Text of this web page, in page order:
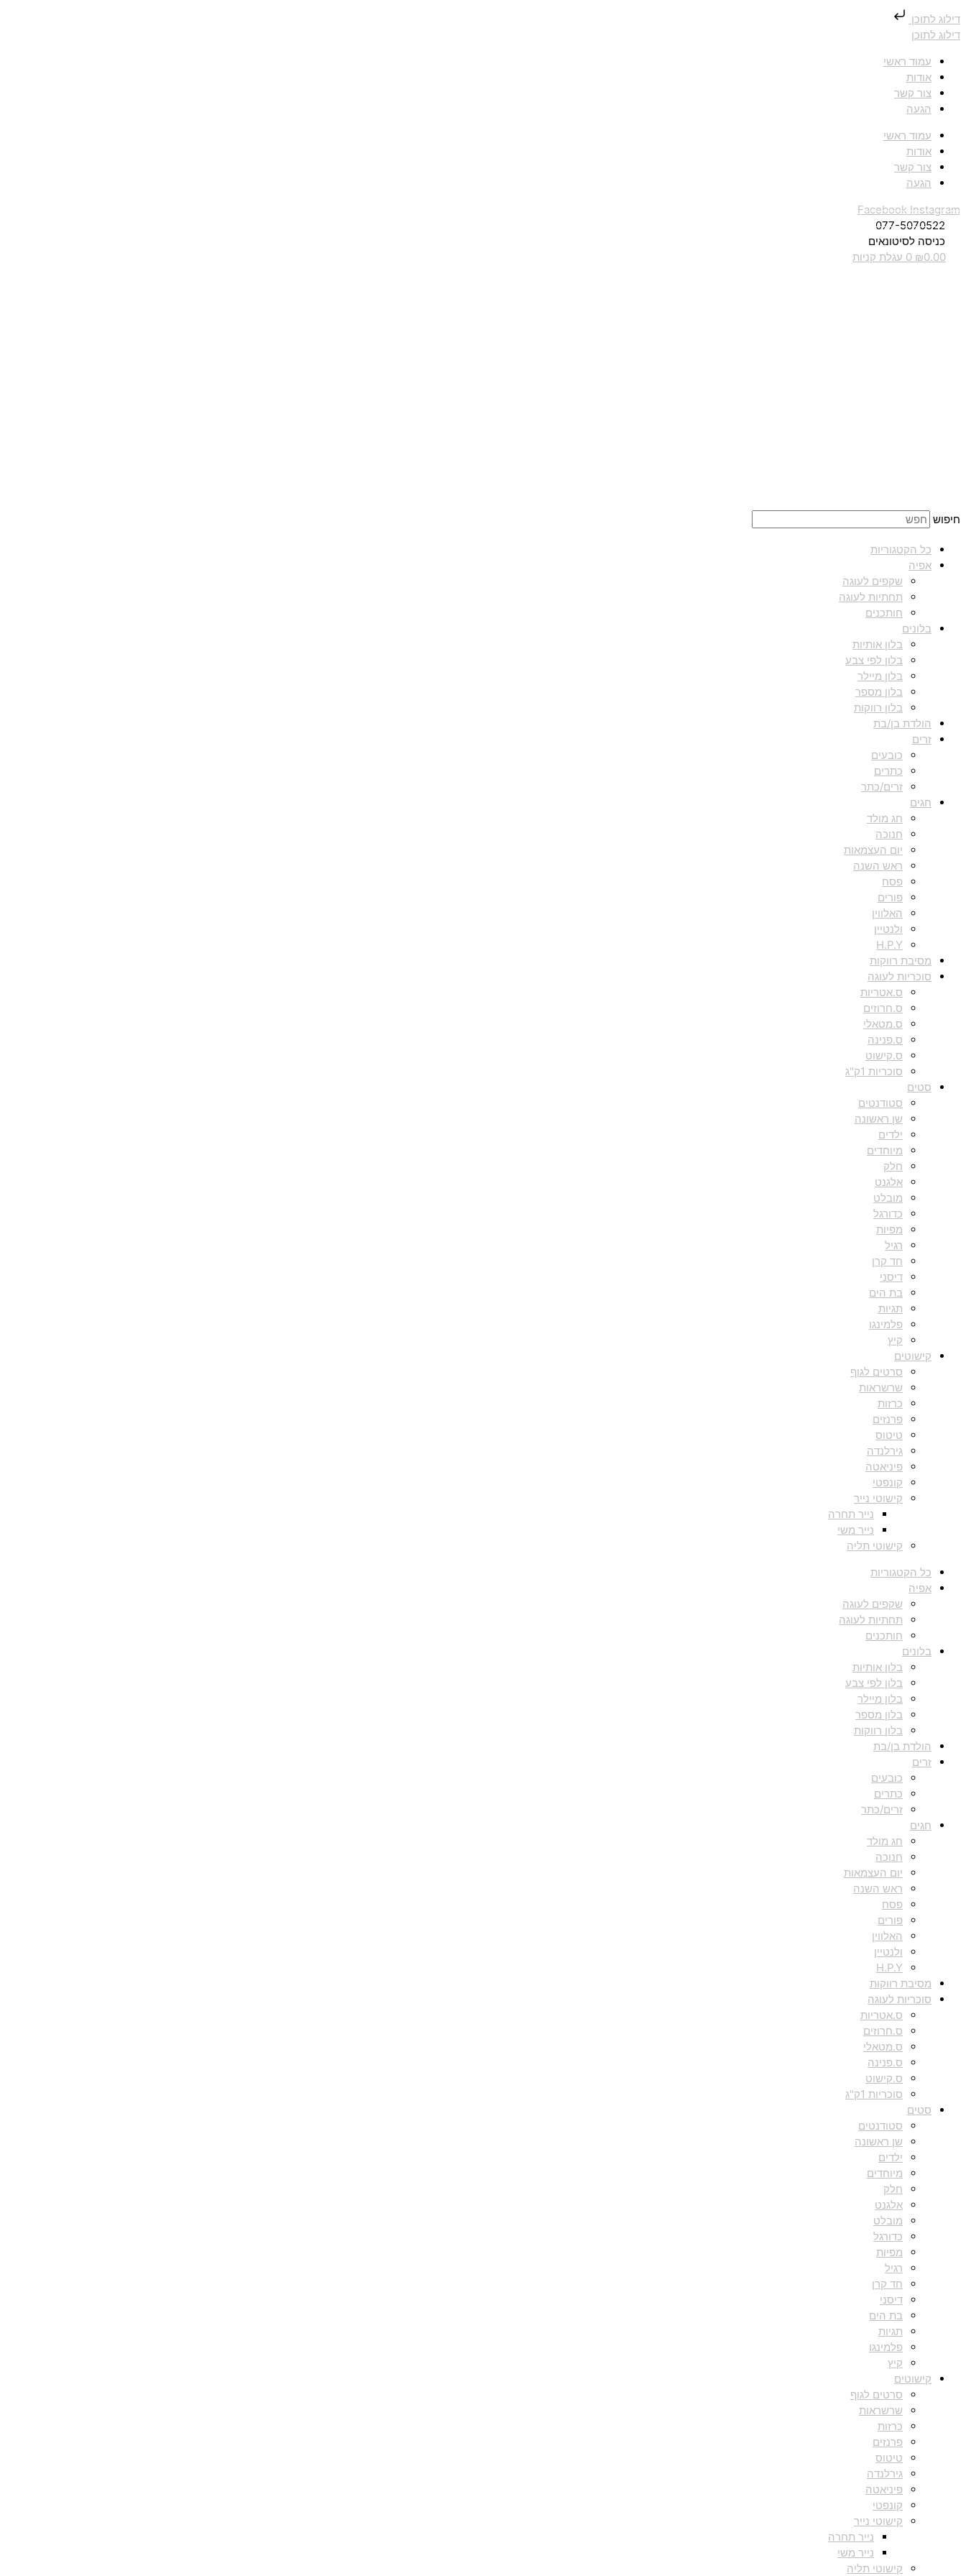
דילוג לתוכן
דילוג לתוכן
עמוד ראשי
אודות
צור קשר
הגעה
עמוד ראשי
אודות
צור קשר
הגעה
Facebook Instagram
077-5070522
כניסה לסיטונאים
₪0.00
0 עגלת קניות
חיפוש
כל הקטגוריות
אפיה
שקפים לעוגה
תחתיות לעוגה
חותכנים
בלונים
בלון אותיות
בלון לפי צבע
בלון מיילר
בלון מספר
בלון רווקות
הולדת בן/בת
זרים
כובעים
כתרים
זרים/כתר
חגים
חג מולד
חנוכה
יום העצמאות
ראש השנה
פסח
פורים
האלווין
ולנטיין
H.P.Y
מסיבת רווקות
סוכריות לעוגה
ס.אטריות
ס.חרוזים
ס.מטאלי
ס.פנינה
ס.קישוט
סוכריות 1ק"ג
סטים
סטודנטים
שן ראשונה
ילדים
מיוחדים
חלק
אלגנט
מובלט
כדורגל
מפיות
רגיל
חד קרן
דיסני
בת הים
תגיות
פלמינגו
קיץ
קישוטים
סרטים לגוף
שרשראות
כרזות
פרנזים
טיטוס
גירלנדה
פיניאטה
קונפטי
קישוטי נייר
נייר תחרה
נייר משי
קישוטי תליה
כל הקטגוריות
אפיה
שקפים לעוגה
תחתיות לעוגה
חותכנים
בלונים
בלון אותיות
בלון לפי צבע
בלון מיילר
בלון מספר
בלון רווקות
הולדת בן/בת
זרים
כובעים
כתרים
זרים/כתר
חגים
חג מולד
חנוכה
יום העצמאות
ראש השנה
פסח
פורים
האלווין
ולנטיין
H.P.Y
מסיבת רווקות
סוכריות לעוגה
ס.אטריות
ס.חרוזים
ס.מטאלי
ס.פנינה
ס.קישוט
סוכריות 1ק"ג
סטים
סטודנטים
שן ראשונה
ילדים
מיוחדים
חלק
אלגנט
מובלט
כדורגל
מפיות
רגיל
חד קרן
דיסני
בת הים
תגיות
פלמינגו
קיץ
קישוטים
סרטים לגוף
שרשראות
כרזות
פרנזים
טיטוס
גירלנדה
פיניאטה
קונפטי
קישוטי נייר
נייר תחרה
נייר משי
קישוטי תליה